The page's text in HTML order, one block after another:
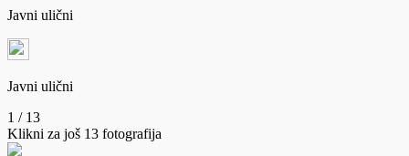
Javni ulični
Javni ulični
1 / 13
Klikni za još 13 fotografija